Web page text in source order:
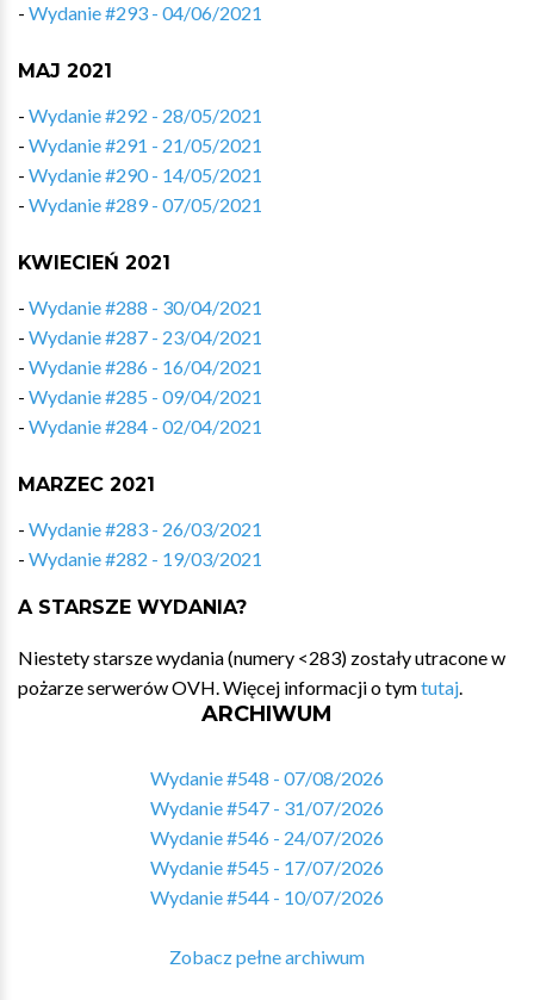
- Wydanie #293 - 04/06/2021
MAJ 2021
- Wydanie #292 - 28/05/2021
- Wydanie #291 - 21/05/2021
- Wydanie #290 - 14/05/2021
- Wydanie #289 - 07/05/2021
KWIECIEŃ 2021
- Wydanie #288 - 30/04/2021
- Wydanie #287 - 23/04/2021
- Wydanie #286 - 16/04/2021
- Wydanie #285 - 09/04/2021
- Wydanie #284 - 02/04/2021
MARZEC 2021
- Wydanie #283 - 26/03/2021
- Wydanie #282 - 19/03/2021
A STARSZE WYDANIA?
Niestety starsze wydania (numery <283) zostały utracone w
pożarze serwerów OVH. Więcej informacji o tymtutaj.
ARCHIWUM
Wydanie #548 - 07/08/2026
Wydanie #547 - 31/07/2026
Wydanie #546 - 24/07/2026
Wydanie #545 - 17/07/2026
Wydanie #544 - 10/07/2026
Zobacz pełne archiwum